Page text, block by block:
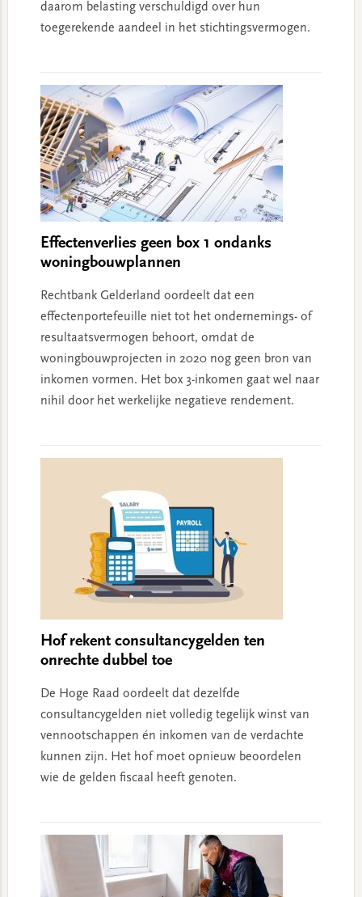
daarom belasting verschuldigd over hun
toegerekende aandeel in het stichtingsvermogen.
Effectenverlies geen box 1 ondanks
woningbouwplannen
Rechtbank Gelderland oordeelt dat een
effectenportefeuille niet tot het ondernemings- of
resultaatsvermogen behoort, omdat de
woningbouwprojecten in 2020 nog geen bron van
inkomen vormen. Het box 3-inkomen gaat wel naar
nihil door het werkelijke negatieve rendement.
Hof rekent consultancygelden ten
onrechte dubbel toe
De Hoge Raad oordeelt dat dezelfde
consultancygelden niet volledig tegelijk winst van
vennootschappen én inkomen van de verdachte
kunnen zijn. Het hof moet opnieuw beoordelen
wie de gelden fiscaal heeft genoten.